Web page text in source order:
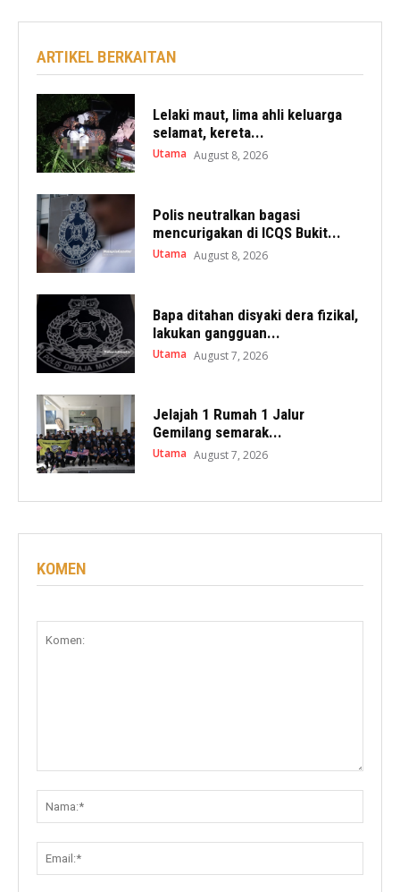
ARTIKEL BERKAITAN
Lelaki maut, lima ahli keluarga
selamat, kereta...
Utama August 8, 2026
Polis neutralkan bagasi
mencurigakan di ICQS Bukit...
Utama August 8, 2026
Bapa ditahan disyaki dera fizikal,
lakukan gangguan...
Utama August 7, 2026
Jelajah 1 Rumah 1 Jalur
Gemilang semarak...
Utama August 7, 2026
KOMEN